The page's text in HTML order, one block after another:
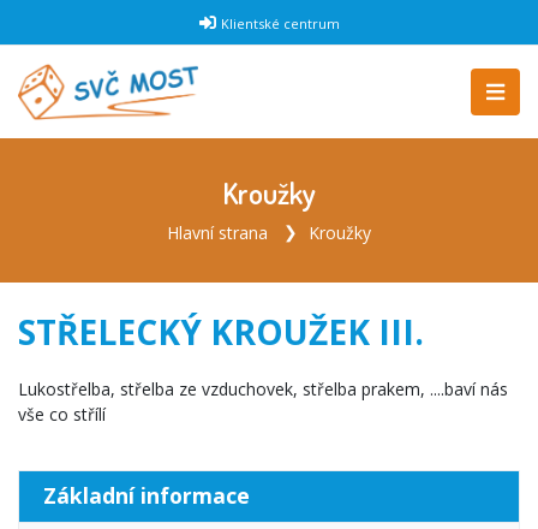
Klientské centrum
Kroužky
Hlavní strana Kroužky
STŘELECKÝ KROUŽEK III.
Lukostřelba, střelba ze vzduchovek, střelba prakem, ....baví nás
vše co střílí
Základní informace